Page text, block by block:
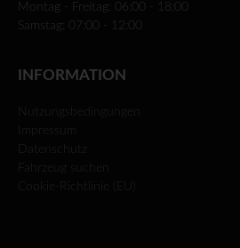
Montag - Freitag: 06:00 - 18:00
Samstag: 07:00 - 12:00
INFORMATION
Nutzungsbedingungen
Fahrzeug suchen
Cookie-Richtlinie (EU)